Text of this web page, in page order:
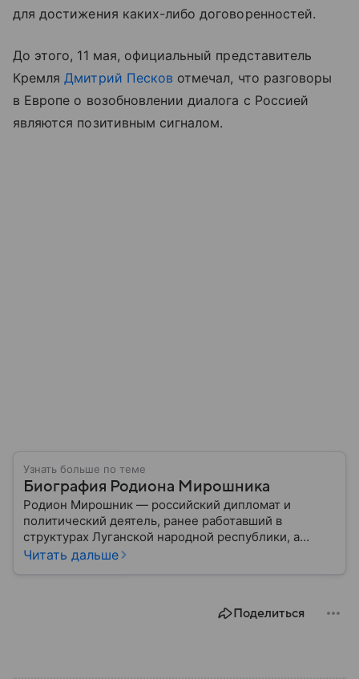
для достижения каких-либо договоренностей.
До этого, 11 мая, официальный представитель
Кремля Дмитрий Песков отмечал, что разговоры
в Европе о возобновлении диалога с Россией
являются позитивным сигналом.
Узнать больше по теме
Биография Родиона Мирошника
Родион Мирошник — российский дипломат и
политический деятель, ранее работавший в
структурах Луганской народной республики, а
позже занявший пост посла МИД России по
Читать дальше
Поделиться